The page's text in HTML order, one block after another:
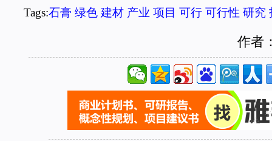
Tags:石膏 绿色 建材 产业 项目 可行 可行性 研究
作者